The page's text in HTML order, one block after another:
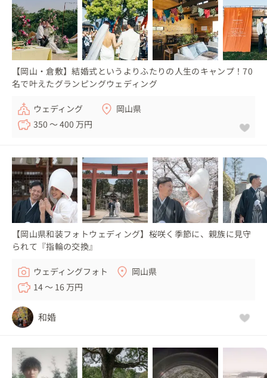
【岡山・倉敷】結婚式というよりふたりの人生のキャンプ！70
名で叶えたグランピングウェディング
ウェディング
岡山県
350 〜 400 万円
【岡山県和装フォトウェディング】桜咲く季節に、親族に見守
られて『指輪の交換』
ウェディングフォト
岡山県
14 〜 16 万円
和婚